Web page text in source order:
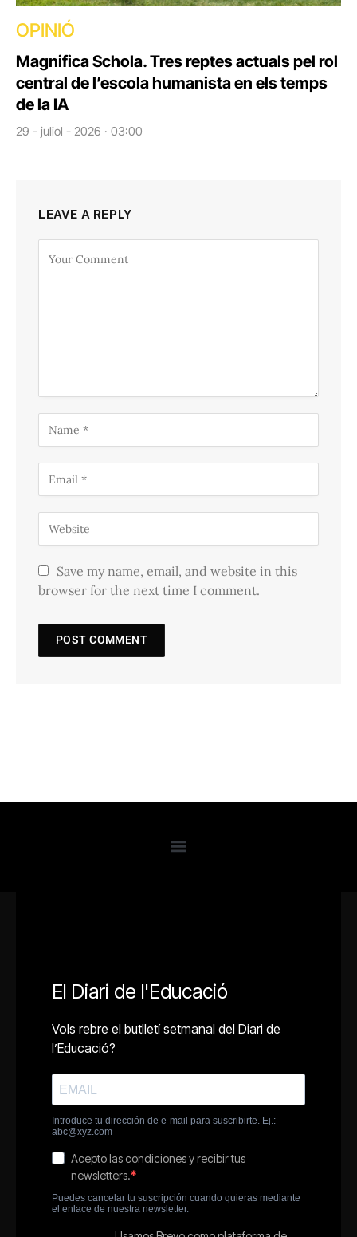
OPINIÓ
Magnifica Schola. Tres reptes actuals pel rol
central de l’escola humanista en els temps
de la IA
29 - juliol - 2026 · 03:00
LEAVE A REPLY
Save my name, email, and website in this
browser for the next time I comment.